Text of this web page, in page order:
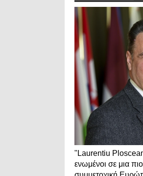
"Laurentiu
ενωμένοι σε μια